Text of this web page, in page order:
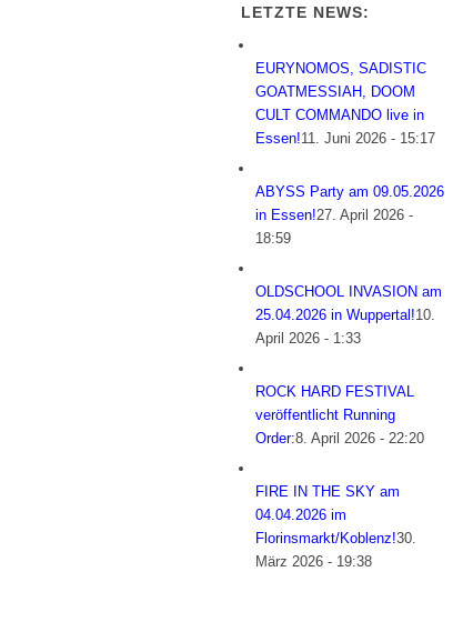
LETZTE NEWS:
EURYNOMOS, SADISTIC
GOATMESSIAH, DOOM
CULT COMMANDO live in
Essen!11. Juni 2026 - 15:17
ABYSS Party am 09.05.2026
in Essen!27. April 2026 -
18:59
OLDSCHOOL INVASION am
25.04.2026 in Wuppertal!10.
April 2026 - 1:33
ROCK HARD FESTIVAL
veröffentlicht Running
Order:8. April 2026 - 22:20
FIRE IN THE SKY am
04.04.2026 im
Florinsmarkt/Koblenz!30.
März 2026 - 19:38